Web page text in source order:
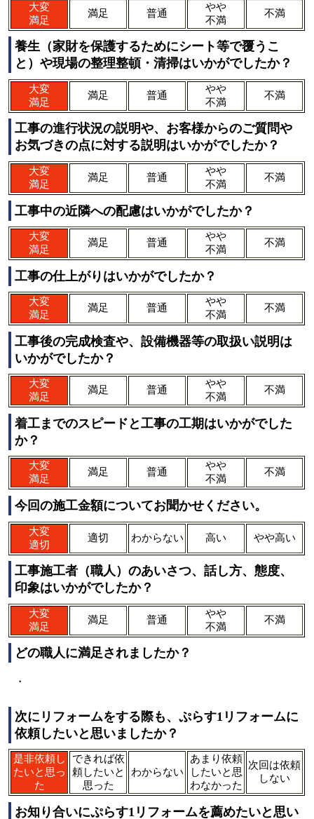
大変
満足
満足 普通
やや
不満
不満
養生（家財を保護するためにシート等で覆うこ
と）や現場の整理整頓・清掃はいかがでしたか？
大変
満足
満足 普通
やや
不満
不満
工事の進行状況の説明や、お客様からのご質問や
お気づきの点に対する説明はいかがでしたか？
大変
満足
満足 普通
やや
不満
不満
工事中の近隣への配慮はいかがでしたか？
大変
満足
満足 普通
やや
不満
不満
工事の仕上がりはいかがでしたか？
大変
満足
満足 普通
やや
不満
不満
工事後の完成検査や、設備機器等の取扱い説明は
いかがでしたか？
大変
満足
満足 普通
やや
不満
不満
着工までのスピードと工事の工期はいかがでした
か？
大変
満足
満足 普通
やや
不満
不満
今回の施工金額についてお聞かせください。
大変
適切
適切 わからない 高い やや高い
工事施工者（職人）のあいさつ、話し方、態度、
印象はいかがでしたか？
大変
満足
満足 普通
やや
不満
不満
どの職人に満足されましたか？
・
次にリフォームをする際も、ぷらす1リフォームに
依頼したいと思いましたか？
是非依頼し
たいと思っ
た
できれば依
頼したいと
思った
わからない
あまり依頼
したいと思
わなかった
次回は依頼
しない
お知り合いにぷらす1リフォームを薦めたいと思い